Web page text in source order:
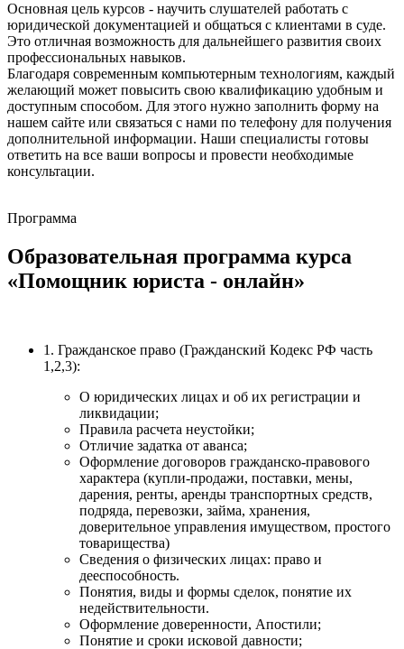
Основная цель курсов - научить слушателей работать с
юридической документацией и общаться с клиентами в суде.
Это отличная возможность для дальнейшего развития своих
профессиональных навыков.
Благодаря современным компьютерным технологиям, каждый
желающий может повысить свою квалификацию удобным и
доступным способом. Для этого нужно заполнить форму на
нашем сайте или связаться с нами по телефону для получения
дополнительной информации. Наши специалисты готовы
ответить на все ваши вопросы и провести необходимые
консультации.
Программа
Образовательная программа курса
«Помощник юриста - онлайн»
1. Гражданское право (Гражданский Кодекс РФ часть
1,2,3):
О юридических лицах и об их регистрации и
ликвидации;
Правила расчета неустойки;
Отличие задатка от аванса;
Оформление договоров гражданско-правового
характера (купли-продажи, поставки, мены,
дарения, ренты, аренды транспортных средств,
подряда, перевозки, займа, хранения,
доверительное управления имуществом, простого
товарищества)
Сведения о физических лицах: право и
дееспособность.
Понятия, виды и формы сделок, понятие их
недействительности.
Оформление доверенности, Апостили;
Понятие и сроки исковой давности;